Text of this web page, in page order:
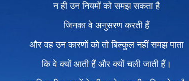
न ही उन नियमों को समझ सकता है
जिनका वे अनुसरण करती हैं
और वह उन कारणों को तो बिल्कुल नहीं समझ पाता
कि वे क्यों आती हैं और क्यों चली जाती हैं।